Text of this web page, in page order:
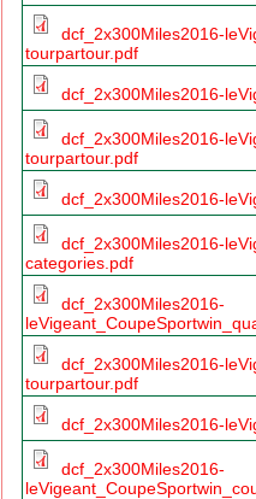
dcf_2x300Miles2016-
tourpartour.pdf
dcf_2x300Miles2016-
dcf_2x300Miles2016-
tourpartour.pdf
dcf_2x300Miles2016-
dcf_2x300Miles2016-
categories.pdf
dcf_2x300Miles2016-
dcf_2x300Miles2016-
tourpartour.pdf
dcf_2x300Miles2016-
dcf_2x300Miles2016-